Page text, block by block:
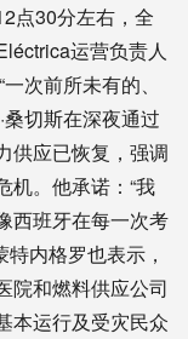
点30分左右，全
运营负责人
次前所未有的、
切斯在深夜通过
供应已恢复，强调
机。他承诺：“我
西班牙在每一次考
内格罗也表示，
院和燃料供应公司
本运行及受灾民众